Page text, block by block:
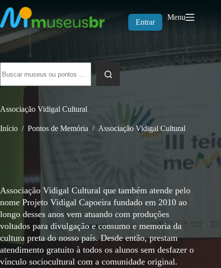
para
o
conteúdo
Entrar
Menu
resultados
Associação Vidigal Cultural
Início / Pontos de Memória / Associação Vidigal Cultural
Associação Vidigal Cultural que também atende pelo
nome Projeto Vidigal Capoeira fundado em 2010 ao
longo desses anos vem atuando com produções
voltados para divulgação e consumo e memoria da
cultura preta do nosso país. Desde então, prestam
atendimento gratuito à todos os alunos sem desfazer o
vínculo sociocultural com a comunidade original.